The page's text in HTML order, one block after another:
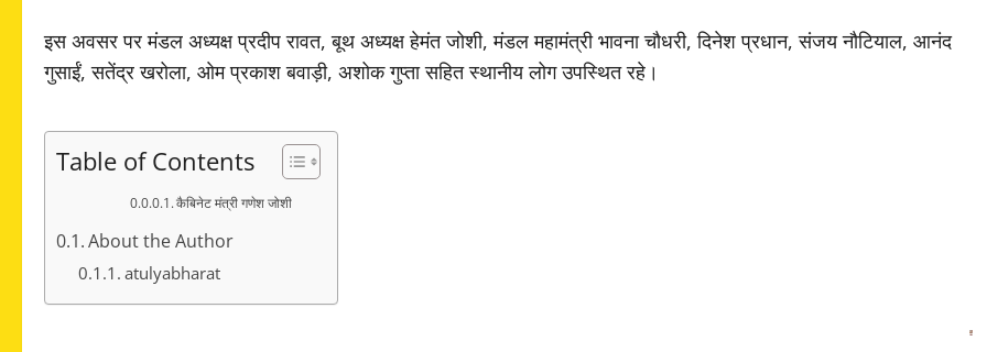
इस अवसर पर मंडल अध्यक्ष प्रदीप रावत, बूथ अध्यक्ष हेमंत जोशी, मंडल महामंत्री भावना चौधरी, दिनेश प्रधान, संजय नौटियाल, आनंद
गुसाईं, सतेंद्र खरोला, ओम प्रकाश बवाड़ी, अशोक गुप्ता सहित स्थानीय लोग उपस्थित रहे।
Table of Contents
कैबिनेट मंत्री गणेश जोशी
About the Author
atulyabharat